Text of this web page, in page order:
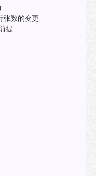
张数的变更
提